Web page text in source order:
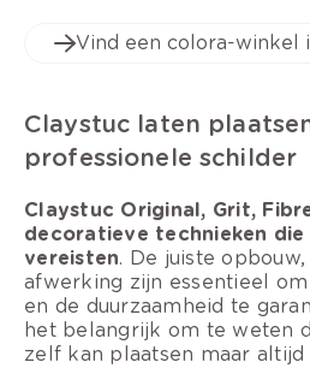
Vind een colora-winkel
Claystuc laten
professionele schilder
Claystuc Original, Grit,
decoratieve technieken die
vereisten. De juiste
afwerking zijn essentieel
en de duurzaamheid te
het belangrijk om te weten
zelf kan plaatsen maar